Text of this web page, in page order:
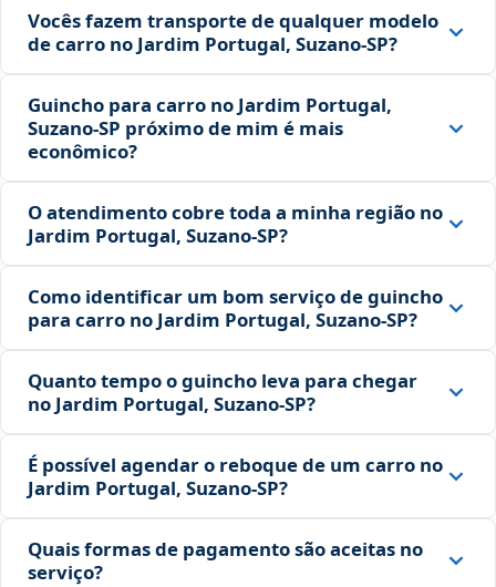
Vocês fazem transporte de qualquer modelo
de carro no Jardim Portugal, Suzano‑SP?
Guincho para carro no Jardim Portugal,
Suzano‑SP próximo de mim é mais
econômico?
O atendimento cobre toda a minha região no
Jardim Portugal, Suzano‑SP?
Como identificar um bom serviço de guincho
para carro no Jardim Portugal, Suzano‑SP?
Quanto tempo o guincho leva para chegar
no Jardim Portugal, Suzano‑SP?
É possível agendar o reboque de um carro no
Jardim Portugal, Suzano‑SP?
Quais formas de pagamento são aceitas no
serviço?